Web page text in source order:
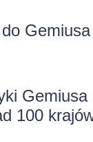
100